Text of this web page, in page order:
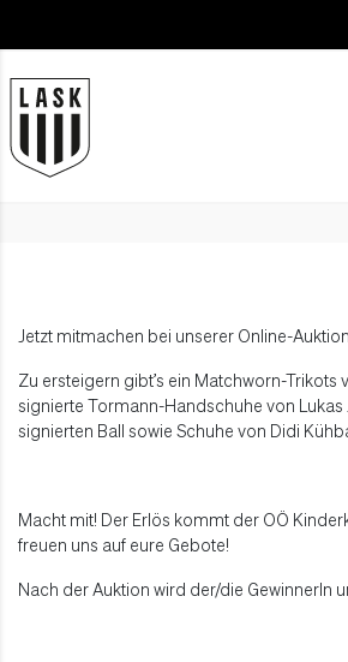
Jetzt mitmachen bei unserer Online-
Zu ersteigern gibt’s ein Matchworn-Trikots
signierte Tormann-Handschuhe von Lukas
signierten Ball sowie Schuhe von Didi
Macht mit! Der Erlös kommt der OÖ
freuen uns auf eure Gebote!
Nach der Auktion wird der/die GewinnerIn